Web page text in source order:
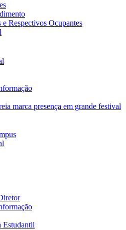
Respectivos Ocupantes
marca presença em grande festival
Estudantil